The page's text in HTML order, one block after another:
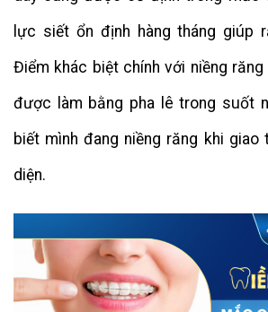
lực siết ổn định hàng tháng giúp
Điểm khác biệt chính với niềng
được làm bằng pha lê trong suốt
biết mình đang niềng răng khi
diện.